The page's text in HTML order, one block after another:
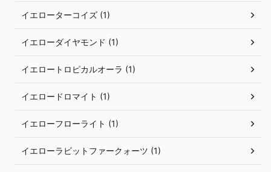
イエローターコイズ (1)
イエローダイヤモンド (1)
イエロートロピカルオーラ (1)
イエロードロマイト (1)
イエローフローライト (1)
イエローラビットファークォーツ (1)